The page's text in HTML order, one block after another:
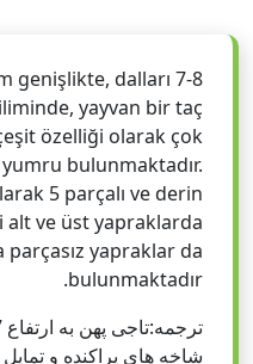
m genişlikte, dalları
yayvan bir taç
özelliği olarak çok
bulunmaktadır.
5 parçalı ve derin
ve üst yapraklarda
parçasız yapraklar da
bulunmaktadır.
شاخه های پراکنده و